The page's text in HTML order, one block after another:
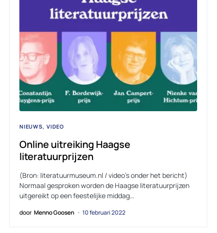
NIEUWS VIDEO
Online uitreiking Haagse
literatuurprijzen
(Bron: literatuurmuseum.nl / video’s onder het bericht)
Normaal gesproken worden de Haagse literatuurprijzen
uitgereikt op een feestelijke middag…
door Menno Goosen 10 februari 2022